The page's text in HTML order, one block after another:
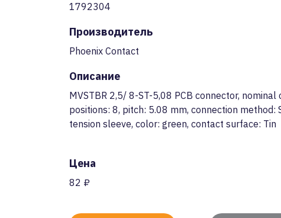
1792304
Производитель
Phoenix Contact
Описание
MVSTBR 2,5/ 8-ST-5,08 PCB connector,
positions: 8, pitch: 5.08 mm, connection method:
tension sleeve, color: green, contact surface: Tin
Цена
82 ₽